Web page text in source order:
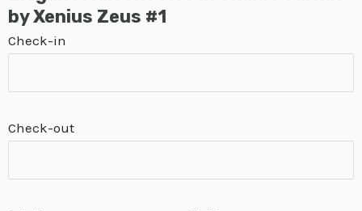
by Xenius Zeus #1
Check-in
Check-out